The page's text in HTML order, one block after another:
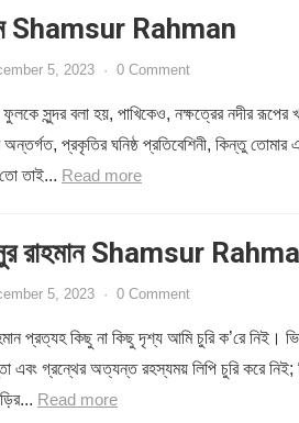
Shamsur Rahman
5, 2023 · 0 Comment
ফুলকে সুন্দর বলা হয়, পাখিকেও, নক্ষত্রের নদীর রূপের
প্রকৃতির ঘনিষ্ঠ প্রতিবেশিনী, কিন্তু তোমার
তাই... Read more
রাহমান Shamsur
5, 2023 · 0 Comment
প্রত্যহ কিছু না কিছু দৃশ্য আমি চুরি ক’রে নিই।
এবং গ্রন্থের অত্যন্ত রহস্যময় লিপি চুরি করে নিই;
Read more